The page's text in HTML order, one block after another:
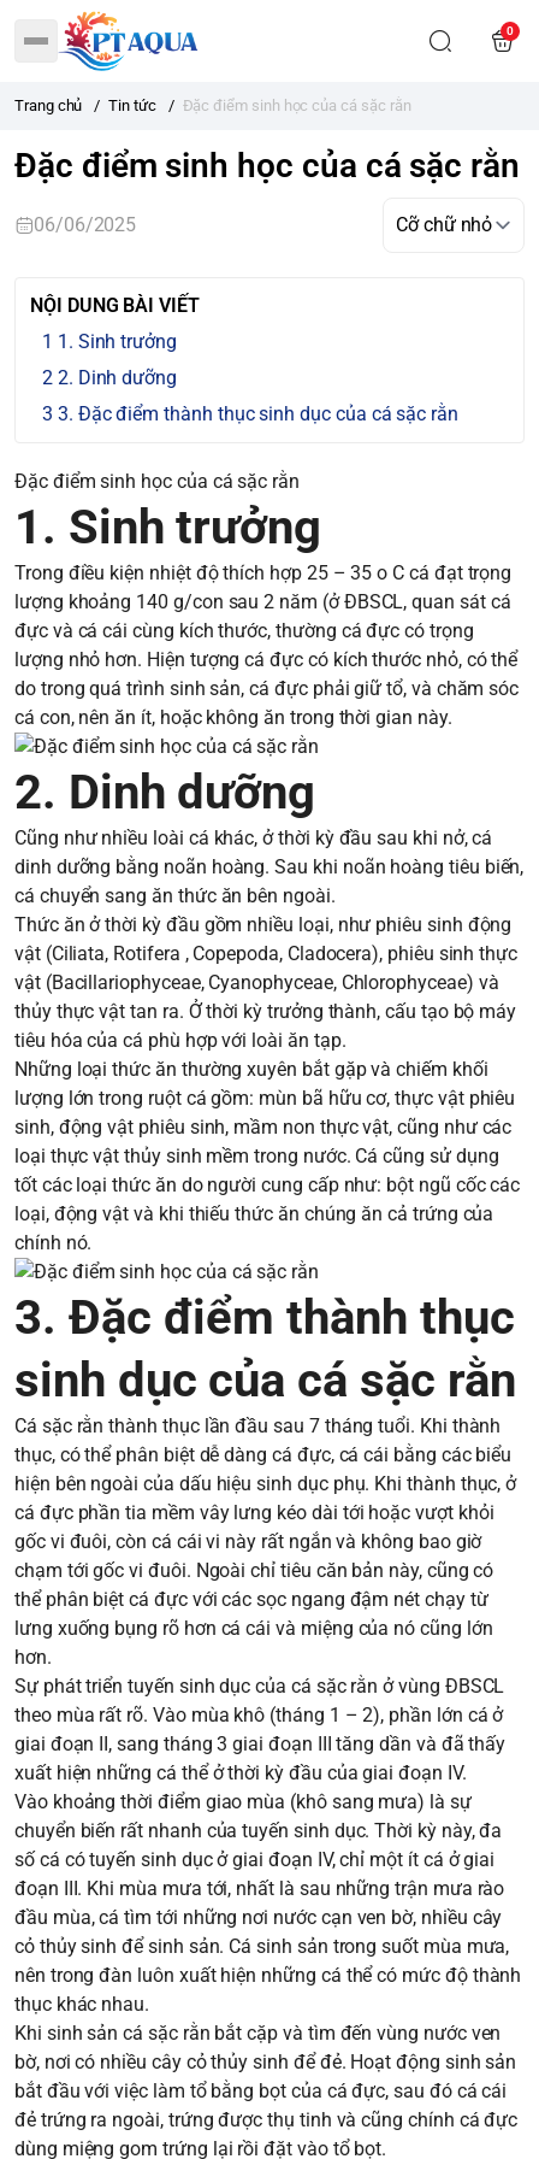
0
Trang chủ / Tin tức / Đặc điểm sinh học của cá sặc rằn
Đặc điểm sinh học của cá sặc rằn
06/06/2025
NỘI DUNG BÀI VIẾT
1. Sinh trưởng
2. Dinh dưỡng
3. Đặc điểm thành thục sinh dục của cá sặc rằn
Đặc điểm sinh học của cá sặc rằn
1. Sinh trưởng
Trong điều kiện nhiệt độ thích hợp 25 – 35 o C cá đạt trọng
lượng khoảng 140 g/con sau 2 năm (ở ĐBSCL, quan sát cá
đực và cá cái cùng kích thước, thường cá đực có trọng
lượng nhỏ hơn. Hiện tượng cá đực có kích thước nhỏ, có thể
do trong quá trình sinh sản, cá đực phải giữ tổ, và chăm sóc
cá con, nên ăn ít, hoặc không ăn trong thời gian này.
2. Dinh dưỡng
Cũng như nhiều loài cá khác, ở thời kỳ đầu sau khi nở, cá
dinh dưỡng bằng noãn hoàng. Sau khi noãn hoàng tiêu biến,
cá chuyển sang ăn thức ăn bên ngoài.
Thức ăn ở thời kỳ đầu gồm nhiều loại, như phiêu sinh động
vật (Ciliata, Rotifera , Copepoda, Cladocera), phiêu sinh thực
vật (Bacillariophyceae, Cyanophyceae, Chlorophyceae) và
thủy thực vật tan ra. Ở thời kỳ trưởng thành, cấu tạo bộ máy
tiêu hóa của cá phù hợp với loài ăn tạp.
Những loại thức ăn thường xuyên bắt gặp và chiếm khối
lượng lớn trong ruột cá gồm: mùn bã hữu cơ, thực vật phiêu
sinh, động vật phiêu sinh, mầm non thực vật, cũng như các
loại thực vật thủy sinh mềm trong nước. Cá cũng sử dụng
tốt các loại thức ăn do người cung cấp như: bột ngũ cốc các
loại, động vật và khi thiếu thức ăn chúng ăn cả trứng của
chính nó.
3. Đặc điểm thành thục
sinh dục của cá sặc rằn
Cá sặc rằn thành thục lần đầu sau 7 tháng tuổi. Khi thành
thục, có thể phân biệt dễ dàng cá đực, cá cái bằng các biểu
hiện bên ngoài của dấu hiệu sinh dục phụ. Khi thành thục, ở
cá đực phần tia mềm vây lưng kéo dài tới hoặc vượt khỏi
gốc vi đuôi, còn cá cái vi này rất ngắn và không bao giờ
chạm tới gốc vi đuôi. Ngoài chỉ tiêu căn bản này, cũng có
thể phân biệt cá đực với các sọc ngang đậm nét chạy từ
lưng xuống bụng rõ hơn cá cái và miệng của nó cũng lớn
hơn.
Sự phát triển tuyến sinh dục của cá sặc rằn ở vùng ĐBSCL
theo mùa rất rõ. Vào mùa khô (tháng 1 – 2), phần lớn cá ở
giai đoạn II, sang tháng 3 giai đoạn III tăng dần và đã thấy
xuất hiện những cá thể ở thời kỳ đầu của giai đoạn IV.
Vào khoảng thời điểm giao mùa (khô sang mưa) là sự
chuyển biến rất nhanh của tuyến sinh dục. Thời kỳ này, đa
số cá có tuyến sinh dục ở giai đoạn IV, chỉ một ít cá ở giai
đoạn III. Khi mùa mưa tới, nhất là sau những trận mưa rào
đầu mùa, cá tìm tới những nơi nước cạn ven bờ, nhiều cây
cỏ thủy sinh để sinh sản. Cá sinh sản trong suốt mùa mưa,
nên trong đàn luôn xuất hiện những cá thể có mức độ thành
thục khác nhau.
Khi sinh sản cá sặc rằn bắt cặp và tìm đến vùng nước ven
bờ, nơi có nhiều cây cỏ thủy sinh để đẻ. Hoạt động sinh sản
bắt đầu với việc làm tổ bằng bọt của cá đực, sau đó cá cái
đẻ trứng ra ngoài, trứng được thụ tinh và cũng chính cá đực
dùng miệng gom trứng lại rồi đặt vào tổ bọt.